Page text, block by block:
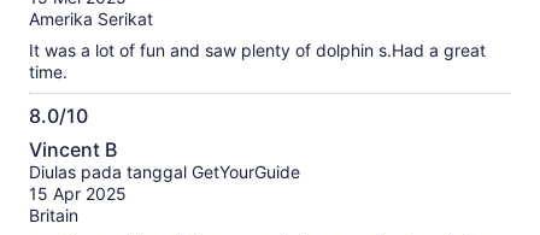
Amerika Serikat
It was a lot of fun and saw plenty of dolphin s.Had a great
time.
8.0/10
8.0
dari
10
Vincent B
Diulas pada tanggal GetYourGuide
15 Apr 2025
Britain